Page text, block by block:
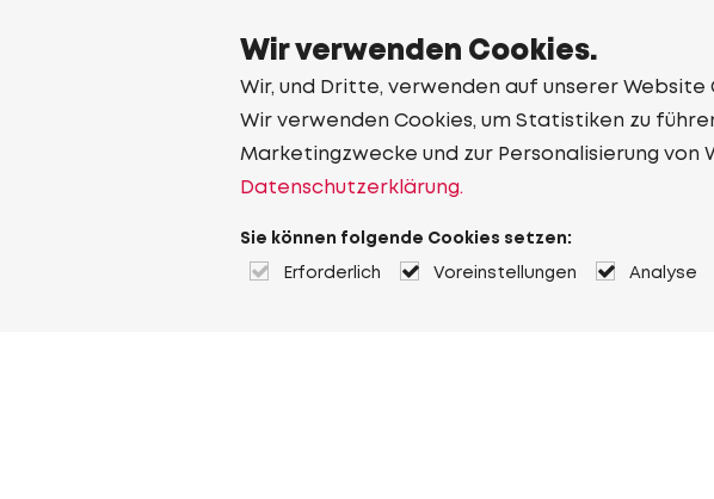
Wir verwenden Cookies.
Wir, und Dritte, verwenden auf unserer Website
Wir verwenden Cookies, um Statistiken zu
Marketingzwecke und zur Personalisierung von
Datenschutzerklärung.
Sie können folgende Cookies setzen:
Erforderlich Voreinstellungen Analyse